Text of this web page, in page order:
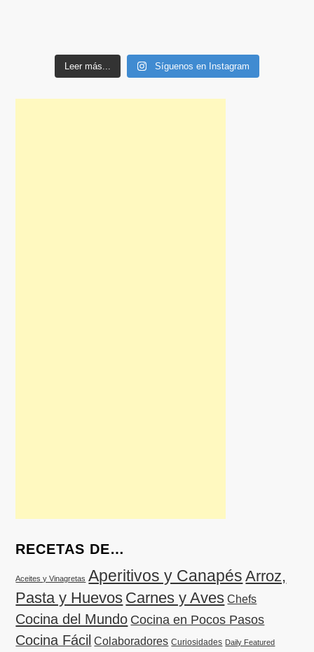
Leer más... Síguenos en Instagram
RECETAS DE…
Aceites y Vinagretas Aperitivos y Canapés Arroz,
Pasta y Huevos Carnes y Aves Chefs
Cocina del Mundo Cocina en Pocos Pasos
Cocina Fácil Colaboradores Curiosidades Daily Featured